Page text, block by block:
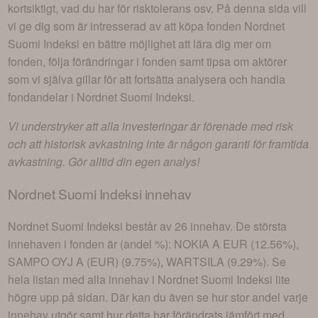
kortsiktigt, vad du har för risktolerans osv. På denna sida vill
vi ge dig som är intresserad av att köpa fonden Nordnet
Suomi Indeksi en bättre möjlighet att lära dig mer om
fonden, följa förändringar i fonden samt tipsa om aktörer
som vi själva gillar för att fortsätta analysera och handla
fondandelar i Nordnet Suomi Indeksi.
Vi understryker att alla investeringar är förenade med risk
och att historisk avkastning inte är någon garanti för framtida
avkastning. Gör alltid din egen analys!
Nordnet Suomi Indeksi innehav
Nordnet Suomi Indeksi består av 26 innehav. De största
innehaven i fonden är (andel %): NOKIA A EUR (12.56%),
SAMPO OYJ A (EUR) (9.75%), WARTSILA (9.29%). Se
hela listan med alla innehav i Nordnet Suomi Indeksi lite
högre upp på sidan. Där kan du även se hur stor andel varje
innehav utgör samt hur detta har förändrats jämfört med